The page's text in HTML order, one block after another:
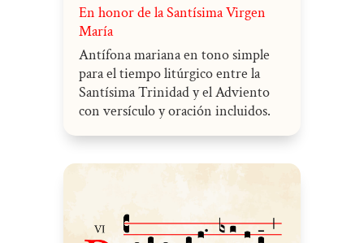
En honor de la Santísima Virgen
María
Antífona mariana en tono simple
para el tiempo litúrgico entre la
Santísima Trinidad y el Adviento
con versículo y oración incluidos.